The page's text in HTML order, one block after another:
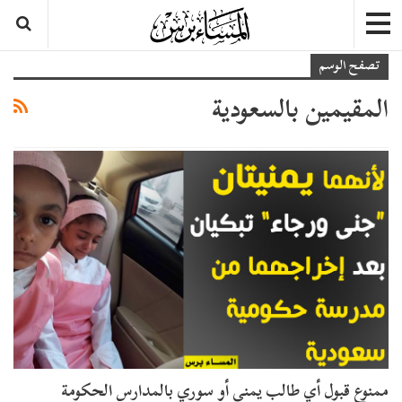
تصفح الوسم
المقيمين بالسعودية
ممنوع قبول أي طالب يمني أو سوري بالمدارس الحكومة